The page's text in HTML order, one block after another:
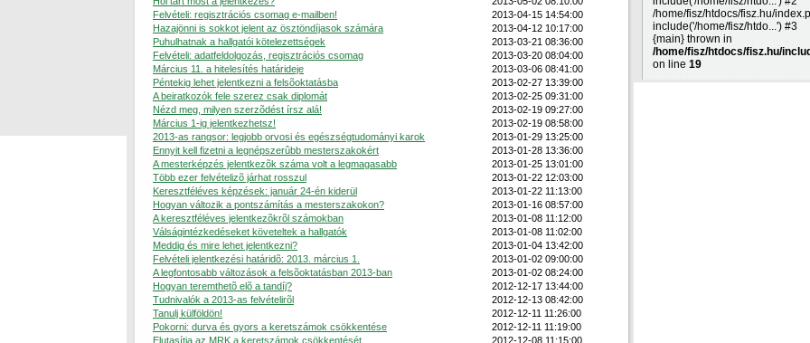
Felvételi: regisztrációs csomag e-mailben!
2013-04-15 14:54:00
Hazajönni is sokkot jelent az ösztöndíjasok számára
2013-04-12 10:17:00
Puhulhatnak a hallgatói kötelezettségek
2013-03-21 08:36:00
Felvételi: adatfeldolgozás, regisztrációs csomag
2013-03-20 08:04:00
Március 11. a hitelesítés határideje
2013-03-06 08:41:00
Péntekig lehet jelentkezni a felsõoktatásba
2013-02-27 13:39:00
A beiratkozók fele szerez csak diplomát
2013-02-25 09:31:00
Nézd meg, milyen szerzõdést írsz alá!
2013-02-19 09:27:00
Március 1-ig jelentkezhetsz!
2013-02-19 08:58:00
2013-as rangsor: legjobb orvosi és egészségtudományi karok
2013-01-29 13:25:00
Ennyit kell fizetni a legnépszerûbb mesterszakokért
2013-01-28 13:36:00
A mesterképzés jelentkezõk száma volt a legmagasabb
2013-01-25 13:01:00
Több ezer felvételizõ járhat rosszul
2013-01-22 12:03:00
Keresztféléves képzések: január 24-én kiderül
2013-01-22 11:13:00
Hogyan változik a pontszámítás a mesterszakokon?
2013-01-16 08:57:00
A keresztféléves jelentkezõkrõl számokban
2013-01-08 11:12:00
Válságintézkedéseket követeltek a hallgatók
2013-01-08 11:02:00
Meddig és mire lehet jelentkezni?
2013-01-04 13:42:00
Felvételi jelentkezési határidõ: 2013. március 1.
2013-01-02 09:00:00
A legfontosabb változások a felsõoktatásban 2013-ban
2013-01-02 08:24:00
Hogyan teremthetõ elõ a tandíj?
2012-12-17 13:44:00
Tudnivalók a 2013-as felvételirõl
2012-12-13 08:42:00
Tanulj külföldön!
2012-12-11 11:26:00
Pokorni: durva és gyors a keretszámok csökkentése
2012-12-11 11:19:00
Elutasítja az MRK a keretszámok csökkentését
2012-12-08 11:15:00
/home/fisz/htdocs/fisz.hu/
include('/home/fisz/htdo...') #3
{main} thrown in
/home/fisz/htdocs/fisz.hu/
on line 19